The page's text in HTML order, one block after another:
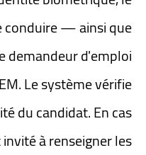
conduire — ainsi que
demandeur d'emploi
Le système vérifie
du candidat. En cas
à renseigner les